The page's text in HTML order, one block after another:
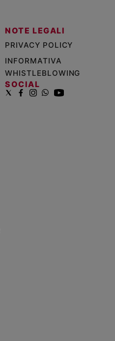
NOTE LEGALI
PRIVACY POLICY
INFORMATIVA
WHISTLEBLOWING
SOCIAL